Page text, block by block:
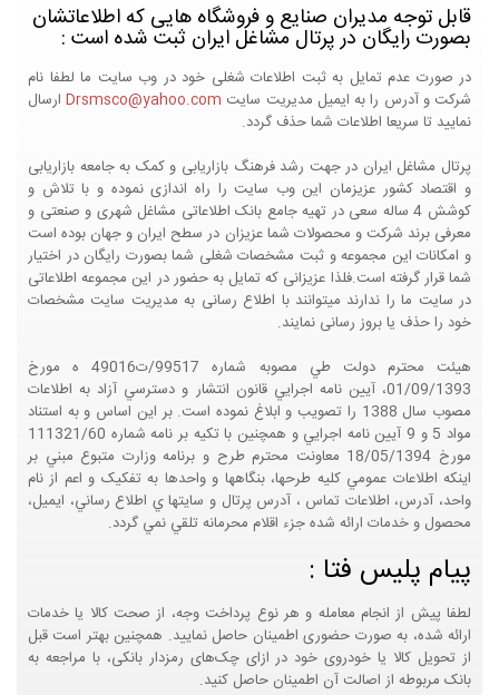
قابل توجه مدیران صنایع و فروشگاه هایی که اطلاعاتشان
بصورت رایگان در پرتال مشاغل ایران ثبت شده است :
در صورت عدم تمایل به ثبت اطلاعات شغلی خود در وب سایت ما لطفا نام
شرکت و آدرس را به ایمیل مدیریت سایت Drsmsco@yahoo.comارسال
نمایید تا سریعا اطلاعات شما حذف گردد.
پرتال مشاغل ایران در جهت رشد فرهنگ بازاریابی و کمک به جامعه بازاریابی
و اقتصاد کشور عزیزمان این وب سایت را راه اندازی نموده و با تلاش و
کوشش 4 ساله سعی در تهیه جامع بانک اطلاعاتی مشاغل شهری و صنعتی و
معرفی برند شرکت و محصولات شما عزیزان در سطح ایران و جهان بوده است
و امکانات این مجموعه و ثبت مشخصات شغلی شما بصورت رایگان در اختیار
شما قرار گرفته است.فلذا عزیزانی که تمایل به حضور در این مجموعه اطلاعاتی
در سایت ما را ندارند میتوانند با اطلاع رسانی به مدیریت سایت مشخصات
خود را حذف یا بروز رسانی نمایند.
هيئت محترم دولت طي مصوبه شماره 99517/ت49016 ه مورخ
01/09/1393، آيين نامه اجرايي قانون انتشار و دسترسي آزاد به اطلاعات
مصوب سال 1388 را تصويب و ابلاغ نموده است. بر اين اساس و به استناد
مواد 5 و 9 آيين نامه اجرايي و همچنين با تکيه بر نامه شماره 111321/60
مورخ 18/05/1394 معاونت محترم طرح و برنامه وزارت متبوع مبني بر
اينکه اطلاعات عمومي کليه طرحها، بنگاهها و واحدها به تفکيک و اعم از نام
واحد، آدرس، اطلاعات تماس ، آدرس پرتال و سايتها ي اطلاع رساني، ايميل،
محصول و خدمات ارائه شده جزء اقلام محرمانه تلقي نمي گردد.
پیام پلیس فتا :
لطفا پیش از انجام معامله و هر نوع پرداخت وجه، از صحت کالا یا خدمات
ارائه شده، به صورت حضوری اطمینان حاصل نمایید. همچنین بهتر است قبل
از تحویل کالا یا خودروی خود در ازای چک‌های رمزدار بانکی، با مراجعه به
بانک مربوطه از اصالت آن اطمینان حاصل کنید.